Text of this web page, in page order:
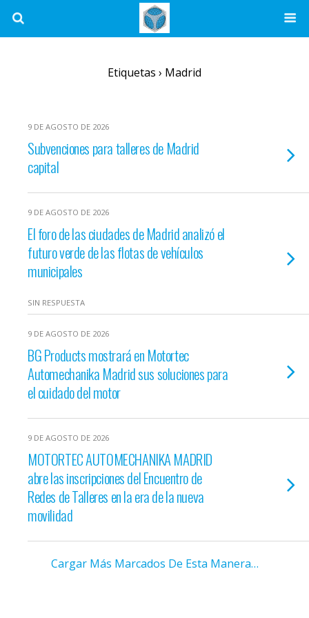
Etiquetas › Madrid
9 DE AGOSTO DE 2026
Subvenciones para talleres de Madrid
capital
9 DE AGOSTO DE 2026
El foro de las ciudades de Madrid analizó el
futuro verde de las flotas de vehículos
municipales
SIN RESPUESTA
9 DE AGOSTO DE 2026
BG Products mostrará en Motortec
Automechanika Madrid sus soluciones para
el cuidado del motor
9 DE AGOSTO DE 2026
MOTORTEC AUTOMECHANIKA MADRID
abre las inscripciones del Encuentro de
Redes de Talleres en la era de la nueva
movilidad
Cargar Más Marcados De Esta Manera…